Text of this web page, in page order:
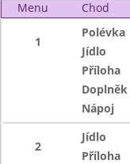
Menu
Chod
1
Polévka
Jídlo
Příloha
Doplněk
Nápoj
2
Jídlo
Příloha